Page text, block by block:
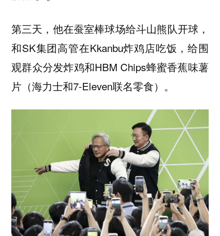
第三天，他在蚕室棒球场给斗山熊队开球，
和SK集团高管在Kkanbu炸鸡店吃饭，给围
观群众分发炸鸡和HBM Chips蜂蜜香蕉味薯
片（海力士和7-Eleven联名零食）。